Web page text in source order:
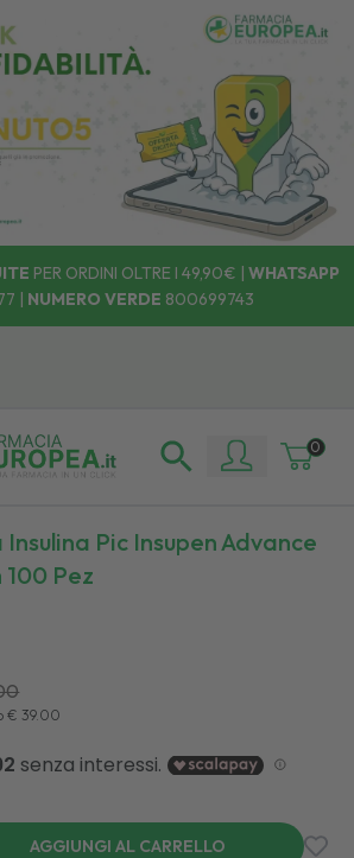
PER ORDINI OLTRE I 49,90€ | WHATSAPP
| NUMERO VERDE 800699743
0
Insulina Pic Insupen Advance
100 Pez
€ 39.00
AGGIUNGI AL CARRELLO